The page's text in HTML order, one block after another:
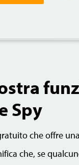
Spy
che offre
che, se